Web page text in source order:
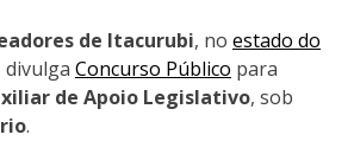
de Itacurubi, no estado do
divulga Concurso Público para
de Apoio Legislativo, sob
.